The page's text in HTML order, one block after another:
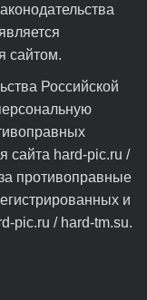
сайтом.
Российской
сайта hard-pic.ru /
противоправные
и
pic.ru / hard-tm.su.